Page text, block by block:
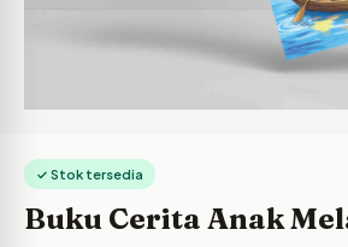
✓ Stok tersedia
Buku Cerita Anak